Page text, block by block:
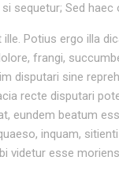
sequetur; Sed haec
Potius ergo illa
frangi,
disputari sine
recte disputari
eundem beatum
inquam,
videtur esse